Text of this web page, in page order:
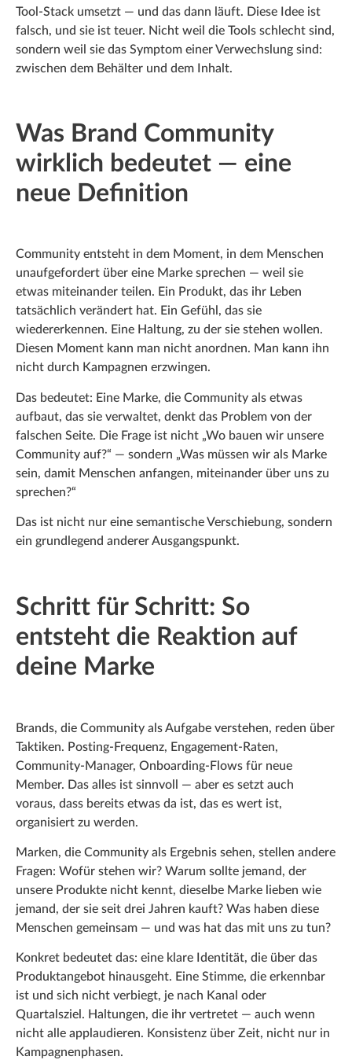
Tool-Stack umsetzt — und das dann läuft. Diese Idee ist
falsch, und sie ist teuer. Nicht weil die Tools schlecht sind,
sondern weil sie das Symptom einer Verwechslung sind:
zwischen dem Behälter und dem Inhalt.
Was Brand Community
wirklich bedeutet — eine
neue Definition
Community entsteht in dem Moment, in dem Menschen
unaufgefordert über eine Marke sprechen — weil sie
etwas miteinander teilen. Ein Produkt, das ihr Leben
tatsächlich verändert hat. Ein Gefühl, das sie
wiedererkennen. Eine Haltung, zu der sie stehen wollen.
Diesen Moment kann man nicht anordnen. Man kann ihn
nicht durch Kampagnen erzwingen.
Das bedeutet: Eine Marke, die Community als etwas
aufbaut, das sie verwaltet, denkt das Problem von der
falschen Seite. Die Frage ist nicht „Wo bauen wir unsere
Community auf?“ — sondern „Was müssen wir als Marke
sein, damit Menschen anfangen, miteinander über uns zu
sprechen?“
Das ist nicht nur eine semantische Verschiebung, sondern
ein grundlegend anderer Ausgangspunkt.
Schritt für Schritt: So
entsteht die Reaktion auf
deine Marke
Brands, die Community als Aufgabe verstehen, reden über
Taktiken. Posting-Frequenz, Engagement-Raten,
Community-Manager, Onboarding-Flows für neue
Member. Das alles ist sinnvoll — aber es setzt auch
voraus, dass bereits etwas da ist, das es wert ist,
organisiert zu werden.
Marken, die Community als Ergebnis sehen, stellen andere
Fragen: Wofür stehen wir? Warum sollte jemand, der
unsere Produkte nicht kennt, dieselbe Marke lieben wie
jemand, der sie seit drei Jahren kauft? Was haben diese
Menschen gemeinsam — und was hat das mit uns zu tun?
Konkret bedeutet das: eine klare Identität, die über das
Produktangebot hinausgeht. Eine Stimme, die erkennbar
ist und sich nicht verbiegt, je nach Kanal oder
Quartalsziel. Haltungen, die ihr vertretet — auch wenn
nicht alle applaudieren. Konsistenz über Zeit, nicht nur in
Kampagnenphasen.